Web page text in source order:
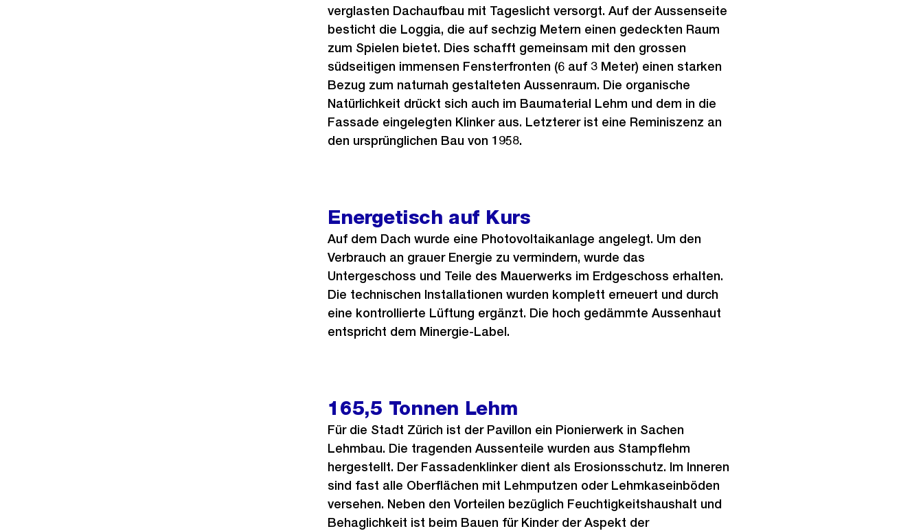
verglasten Dachaufbau mit Tageslicht versorgt. Auf der Aussenseite
besticht die Loggia, die auf sechzig Metern einen gedeckten Raum
zum Spielen bietet. Dies schafft gemeinsam mit den grossen
südseitigen immensen Fensterfronten (6 auf 3 Meter) einen starken
Bezug zum naturnah gestalteten Aussenraum. Die organische
Natürlichkeit drückt sich auch im Baumaterial Lehm und dem in die
Fassade eingelegten Klinker aus. Letzterer ist eine Reminiszenz an
den ursprünglichen Bau von 1958.
Energetisch auf Kurs
Auf dem Dach wurde eine Photovoltaikanlage angelegt. Um den
Verbrauch an grauer Energie zu vermindern, wurde das
Untergeschoss und Teile des Mauerwerks im Erdgeschoss erhalten.
Die technischen Installationen wurden komplett erneuert und durch
eine kontrollierte Lüftung ergänzt. Die hoch gedämmte Aussenhaut
entspricht dem Minergie-Label.
165,5 Tonnen Lehm
Für die Stadt Zürich ist der Pavillon ein Pionierwerk in Sachen
Lehmbau. Die tragenden Aussenteile wurden aus Stampflehm
hergestellt. Der Fassadenklinker dient als Erosionsschutz. Im Inneren
sind fast alle Oberflächen mit Lehmputzen oder Lehmkaseinböden
versehen. Neben den Vorteilen bezüglich Feuchtigkeitshaushalt und
Behaglichkeit ist beim Bauen für Kinder der Aspekt der